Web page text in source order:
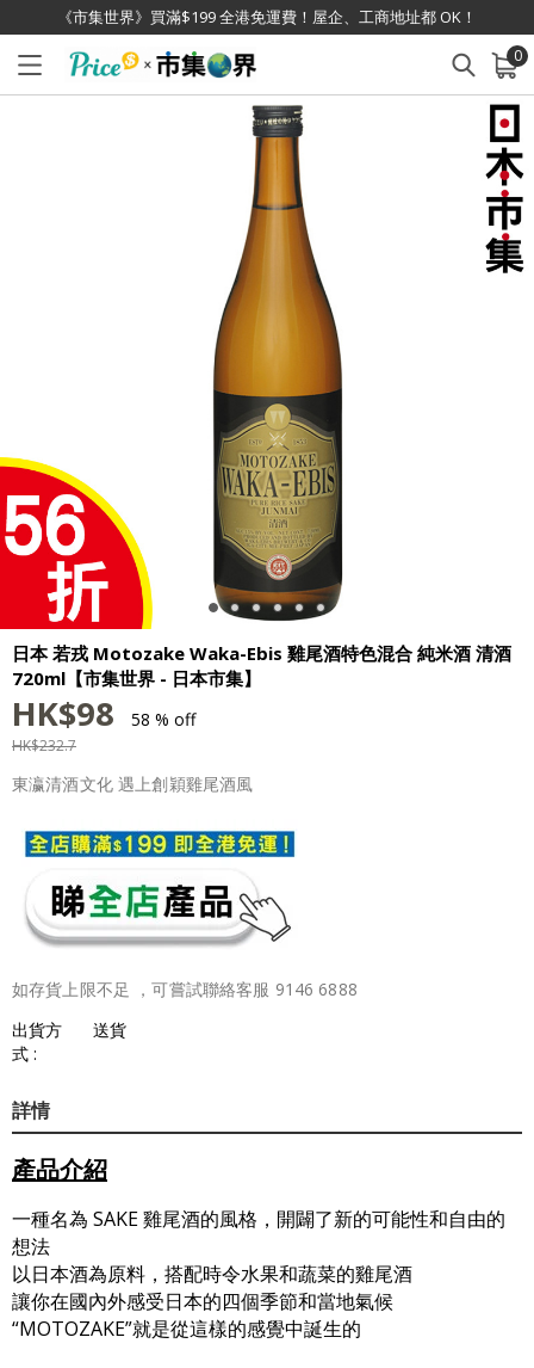
《市集世界》買滿$199 全港免運費！屋企、工商地址都 OK！
0
已加入購物車 查看
日本 若戎 Motozake Waka-Ebis 雞尾酒特色混合 純米酒 清酒
720ml【市集世界 - 日本市集】
HK$98 58 % off
HK$232.7
東瀛清酒文化 遇上創穎雞尾酒風
如存貨上限不足 ，可嘗試聯絡客服 9146 6888
出貨方
式 :
送貨
詳情
產品介紹
一種名為 SAKE 雞尾酒的風格，開闢了新的可能性和自由的
想法
以日本酒為原料，搭配時令水果和蔬菜的雞尾酒
讓你在國內外感受日本的四個季節和當地氣候
“MOTOZAKE”就是從這樣的感覺中誕生的